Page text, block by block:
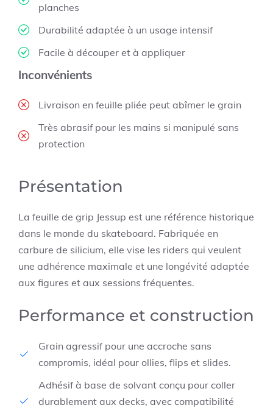
planches
Durabilité adaptée à un usage intensif
Facile à découper et à appliquer
Inconvénients
Livraison en feuille pliée peut abîmer le grain
Très abrasif pour les mains si manipulé sans
protection
Présentation
La feuille de grip Jessup est une référence historique
dans le monde du skateboard. Fabriquée en
carbure de silicium, elle vise les riders qui veulent
une adhérence maximale et une longévité adaptée
aux figures et aux sessions fréquentes.
Performance et construction
Grain agressif pour une accroche sans
compromis, idéal pour ollies, flips et slides.
Adhésif à base de solvant conçu pour coller
durablement aux decks, avec compatibilité